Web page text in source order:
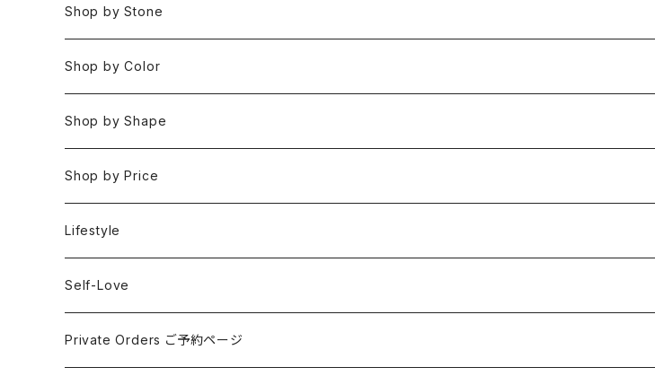
Bracelets
Necklaces
Rings
Earrings
Keychain Charms & Accessories
Imported Collection
Space 空(気づき,余白,真実）
Water 水(癒し,潤い,鎮静)
Fire 火(情熱,勇気,希望)
Air 風(思考,表現,循環)
Eart 土(グラウンディング,安定,現実)
5 Element Set
Shop by Stone
おみくじ
アイオライト
アクアマリン
アゲート
アズライト
アパタイト
Shop by Color
Clear / White
Gold
Silver
Red / Orange
Pink / Purple
Shop by Shape
Rough 原石
Tumbled タンブル
Loose ルース
Palm 握り石
Shop by Price
Under ¥3000
¥3001〜¥5000
¥5001〜¥10000
Lifestyle
Self-Love
SELF LOVE CARD/SEX TALK CARD
Private Orders ご予約ページ